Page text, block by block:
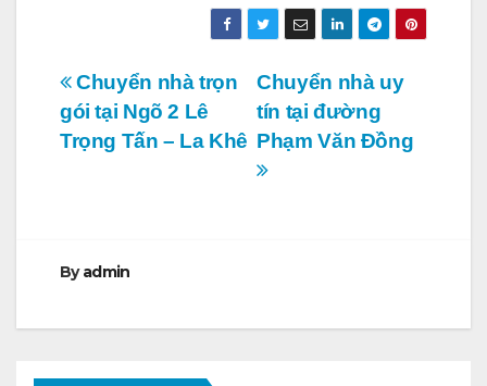
Điều
hướng
Chuyển nhà uy
tín tại đường
Phạm Văn Đồng
Chuyển nhà trọn
gói tại Ngõ 2 Lê
Trọng Tấn – La Khê
Byadmin